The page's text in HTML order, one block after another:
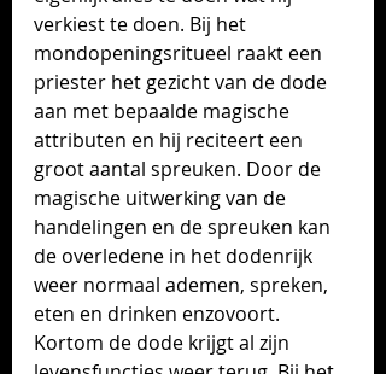
verkiest te doen. Bij het
mondopeningsritueel raakt een
priester het gezicht van de dode
aan met bepaalde magische
attributen en hij reciteert een
groot aantal spreuken. Door de
magische uitwerking van de
handelingen en de spreuken kan
de overledene in het dodenrijk
weer normaal ademen, spreken,
eten en drinken enzovoort.
Kortom de dode krijgt al zijn